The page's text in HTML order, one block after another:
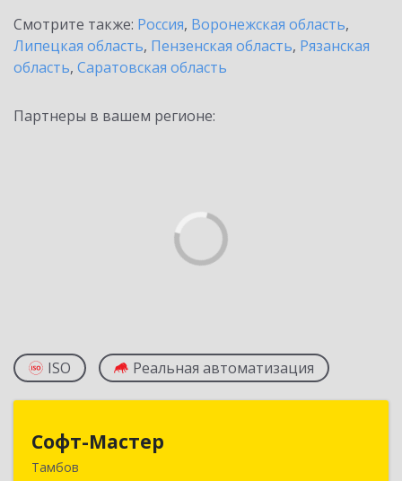
Смотрите также: Россия, Воронежская область,
Липецкая область, Пензенская область, Рязанская
область, Саратовская область
Партнеры в вашем регионе:
ISO Реальная автоматизация
Софт-Мастер
Тамбов392000, Тамбовская обл, г.о. город Тамбов,